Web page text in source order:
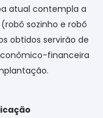
atual contempla a
sozinho e robô
obtidos servirão de
financeira